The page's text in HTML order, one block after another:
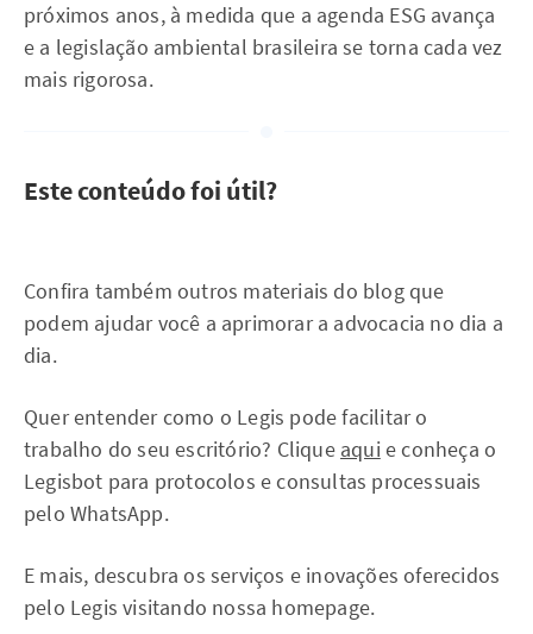
próximos anos, à medida que a agenda ESG avança
e a legislação ambiental brasileira se torna cada vez
mais rigorosa.
Este conteúdo foi útil?
Confira também outros materiais do blog que
podem ajudar você a aprimorar a advocacia no dia a
dia.
Quer entender como o Legis pode facilitar o
trabalho do seu escritório? Clique aqui e conheça o
Legisbot para protocolos e consultas processuais
pelo WhatsApp.
E mais, descubra os serviços e inovações oferecidos
pelo Legis visitando nossa homepage.